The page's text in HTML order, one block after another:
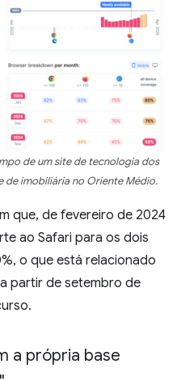
de um site de tecnologia dos
de imobiliária no Oriente Médio.
que, de fevereiro de 2024
ao Safari para os dois
o que está relacionado
partir de setembro de
a própria base